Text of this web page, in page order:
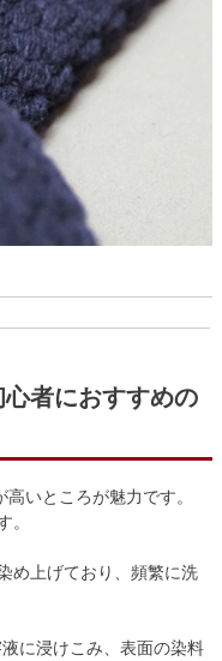
者におすすめの
いところが魅力です。
。
め上げており、頻繁に洗
に浸けこみ、表面の染料